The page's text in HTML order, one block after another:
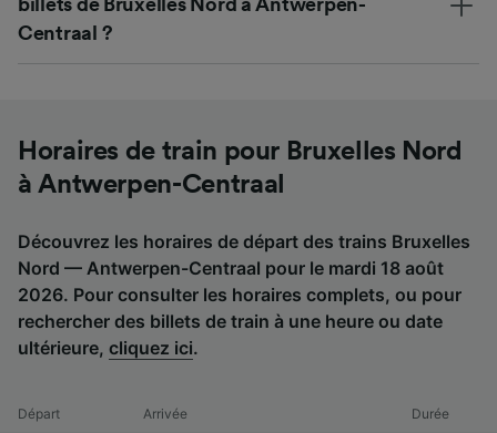
Centraal ?
Horaires de train pour Bruxelles Nord
à Antwerpen-Centraal
Découvrez les horaires de départ des trains Bruxelles
Nord — Antwerpen-Centraal pour le mardi 18 août
2026. Pour consulter les horaires complets, ou pour
rechercher des billets de train à une heure ou date
ultérieure, cliquez ici.
Départ Arrivée Durée